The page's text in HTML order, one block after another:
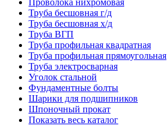
Проволока нихромовая
Труба бесшовная г/д
Труба бесшовная х/д
Труба ВГП
Труба профильная квадратная
Труба профильная прямоугольная
Труба электросварная
Уголок стальной
Фундаментные болты
Шарики для подшипников
Шпоночный прокат
Показать весь каталог